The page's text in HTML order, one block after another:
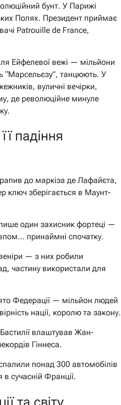
бунт. У Парижі
Полях. Президент приймає
Patrouille de France,
Ейфелевої вежі — мільйони
“Марсельєзу”, танцюють. У
вуличні вечірки,
де революційне минуле
падіння
до маркіза де Лафайєта,
ключ зберігається в Маунт-
один захисник фортеці —
принаймні спочатку.
— з них робили
частину використали для
Федерації — мільйон людей
нації, королю та закону.
влаштував Жан-
Гіннеса.
понад 300 автомобілів
сучасній Франції.
та світу